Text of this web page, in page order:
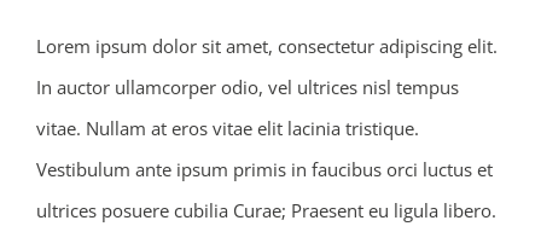
Lorem ipsum dolor sit amet, consectetur adipiscing elit.
In auctor ullamcorper odio, vel ultrices nisl tempus
vitae. Nullam at eros vitae elit lacinia tristique.
Vestibulum ante ipsum primis in faucibus orci luctus et
ultrices posuere cubilia Curae; Praesent eu ligula libero.